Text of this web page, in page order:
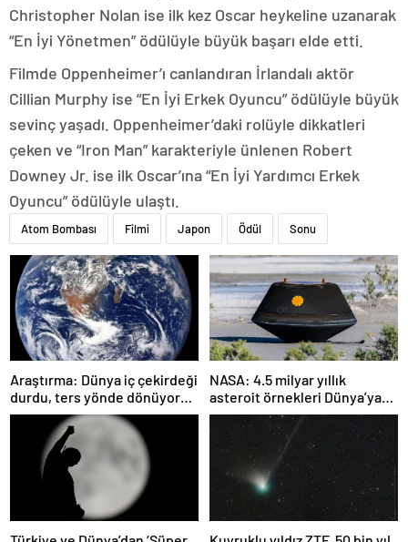
Christopher Nolan ise ilk kez Oscar heykeline uzanarak
“En İyi Yönetmen” ödülüyle büyük başarı elde etti.
Filmde Oppenheimer’ı canlandıran İrlandalı aktör
Cillian Murphy ise “En İyi Erkek Oyuncu” ödülüyle büyük
sevinç yaşadı. Oppenheimer’daki rolüyle dikkatleri
çeken ve “Iron Man” karakteriyle ünlenen Robert
Downey Jr. ise ilk Oscar’ına “En İyi Yardımcı Erkek
Oyuncu” ödülüyle ulaştı.
Atom Bombası Filmi Japon Ödül Sonu
Araştırma: Dünya iç çekirdeği
durdu, ters yönde dönüyor
olabilir
NASA: 4.5 milyar yıllık
asteroit örnekleri Dünya’ya
getirildi; yaşamın
başlangıcına ışık tutabilir